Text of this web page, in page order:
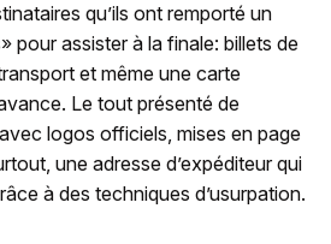
qu’ils ont remporté un
pour assister à la finale: billets de
et même une carte
Le tout présenté de
logos officiels, mises en page
une adresse d’expéditeur qui
à des techniques d’usurpation.